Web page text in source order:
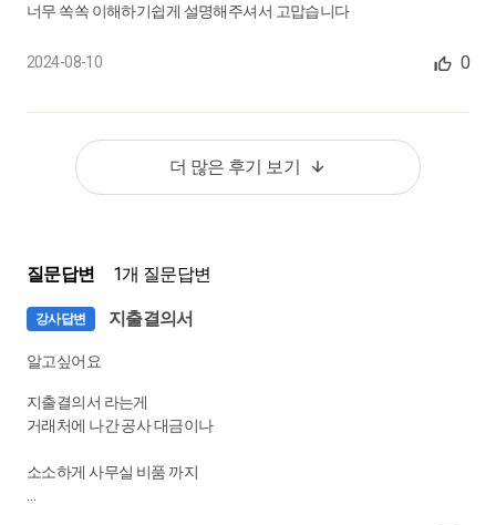
너무 쏙쏙 이해하기쉽게 설명해주셔서 고맙습니다
2024-08-10 0
더 많은 후기 보기
질문답변 1개 질문답변
강사답변 지출결의서
알고싶어요
지출결의서 라는게
거래처에 나간 공사 대금이나
소소하게 사무실 비품 까지